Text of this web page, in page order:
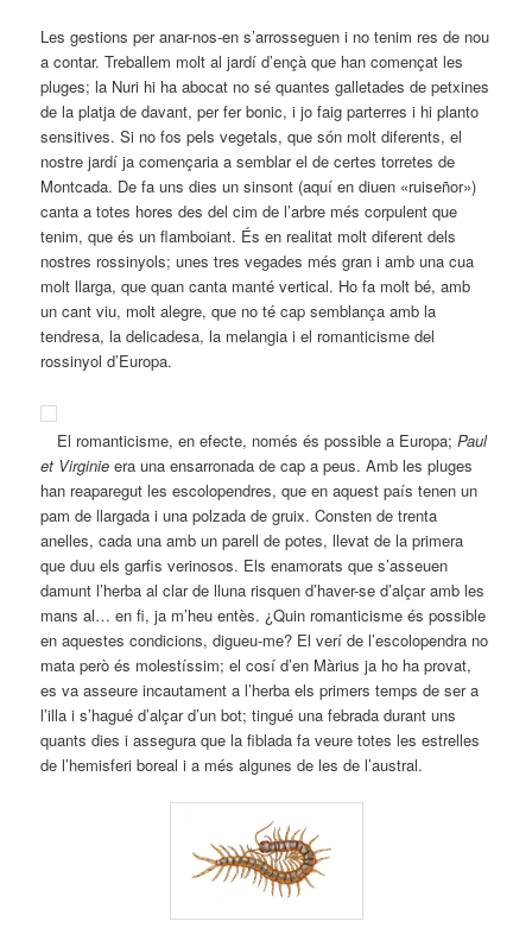
Les gestions per anar-nos-en s’arrosseguen i no tenim res de nou
a contar. Treballem molt al jardí d’ençà que han començat les
pluges; la Nuri hi ha abocat no sé quantes galletades de petxines
de la platja de davant, per fer bonic, i jo faig parterres i hi planto
sensitives. Si no fos pels vegetals, que són molt diferents, el
nostre jardí ja començaria a semblar el de certes torretes de
Montcada. De fa uns dies un sinsont (aquí en diuen «ruiseñor»)
canta a totes hores des del cim de l’arbre més corpulent que
tenim, que és un flamboiant. És en realitat molt diferent dels
nostres rossinyols; unes tres vegades més gran i amb una cua
molt llarga, que quan canta manté vertical. Ho fa molt bé, amb
un cant viu, molt alegre, que no té cap semblança amb la
tendresa, la delicadesa, la melangia i el romanticisme del
rossinyol d’Europa.
El romanticisme, en efecte, només és possible a Europa;Paul
et Virginieera una ensarronada de cap a peus. Amb les pluges
han reaparegut les escolopendres, que en aquest país tenen un
pam de llargada i una polzada de gruix. Consten de trenta
anelles, cada una amb un parell de potes, llevat de la primera
que duu els garfis verinosos. Els enamorats que s’asseuen
damunt l’herba al clar de lluna risquen d’haver-se d’alçar amb les
mans al… en fi, ja m’heu entès. ¿Quin romanticisme és possible
en aquestes condicions, digueu-me? El verí de l’escolopendra no
mata però és molestíssim; el cosí d’en Màrius ja ho ha provat,
es va asseure incautament a l’herba els primers temps de ser a
l’illa i s’hagué d’alçar d’un bot; tingué una febrada durant uns
quants dies i assegura que la fiblada fa veure totes les estrelles
de l’hemisferi boreal i a més algunes de les de l’austral.